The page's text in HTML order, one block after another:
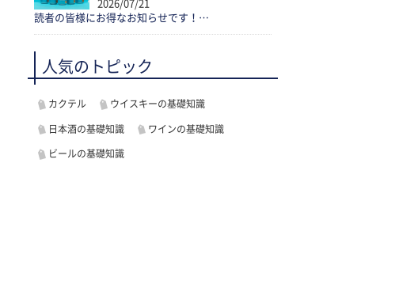
2026/07/21
読者の皆様にお得なお知らせです！…
人気のトピック
カクテル ウイスキーの基礎知識
日本酒の基礎知識 ワインの基礎知識
ビールの基礎知識